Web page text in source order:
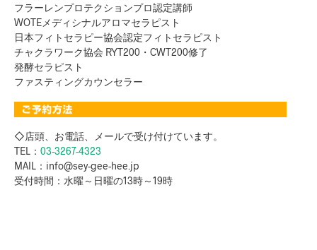
フラーレンプロテクションプロ認定講師
WOTEメディシナルアロマセラピスト
日本フィトセラピー協会認定フィトセラピスト
チャクラワーク協会 RYT200・CWT200修了
発酵セラピスト
ファスティングカウンセラー
◇店頭、お電話、メールで受け付けています。
TEL： 03-3267-4323
MAIL：info@sey-gee-hee.jp
受付時間：水曜～日曜の13時～19時